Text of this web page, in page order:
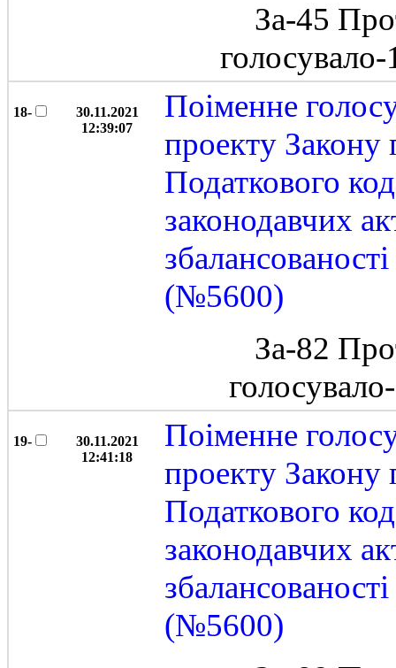
За-45
18-
30.11.2021
12:39:07
Поіменне
проекту Закону
Податкового
законодавчих
(№5600)
За-82
19-
30.11.2021
12:41:18
Поіменне
проекту Закону
Податкового
законодавчих
(№5600)